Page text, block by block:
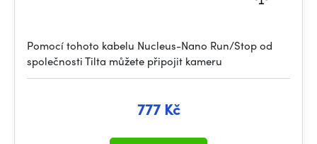
Pomocí tohoto kabelu Nucleus-Nano Run/Stop od
společnosti Tilta můžete připojit kameru
777 Kč